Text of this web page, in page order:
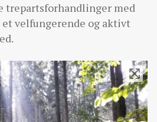
trepartsforhandlinger med
et velfungerende og aktivt